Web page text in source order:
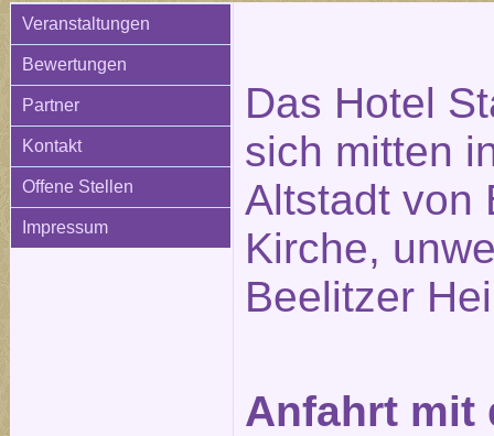
Veranstaltungen
Bewertungen
Partner
Kontakt
Offene Stellen
Impressum
Das Hotel
sich mitten
Altstadt von
Kirche,
Beelitzer
Anfahrt mit